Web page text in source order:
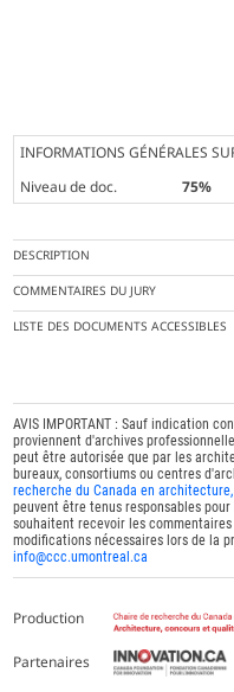
INFORMATIONS GÉNÉRALES
Niveau de doc.
75%
DESCRIPTION
COMMENTAIRES DU JURY
LISTE DES DOCUMENTS ACCESSIBLES
AVIS IMPORTANT : Sauf indication
proviennent d'archives
peut être autorisée que par les
bureaux, consortiums ou centres
recherche du Canada en
peuvent être tenus responsables
souhaitent recevoir les
modifications nécessaires lors de la
info@ccc.umontreal.ca
Production
Partenaires